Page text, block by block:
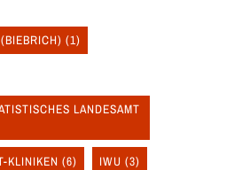
(1)
LANDESAMT
KLINIKEN (6) IWU (3)